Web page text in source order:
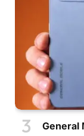
General